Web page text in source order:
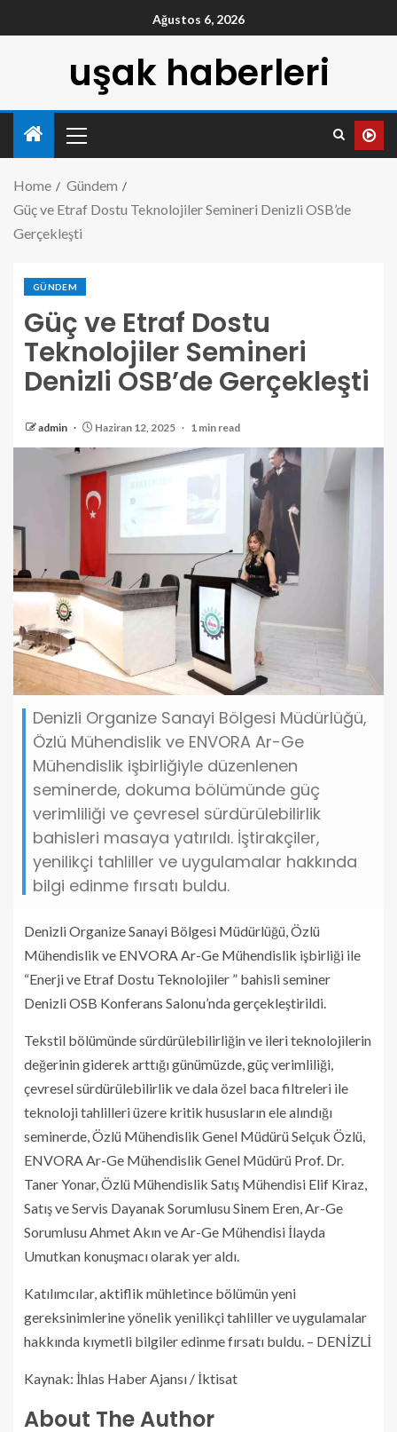
Ağustos 6, 2026
uşak haberleri
Home
Gündem
Güç ve Etraf Dostu Teknolojiler Semineri Denizli OSB’de
Gerçekleşti
GÜNDEM
Güç ve Etraf Dostu
Teknolojiler Semineri
Denizli OSB’de Gerçekleşti
admin Haziran 12, 2025 1 min read
Denizli Organize Sanayi Bölgesi Müdürlüğü,
Özlü Mühendislik ve ENVORA Ar-Ge
Mühendislik işbirliğiyle düzenlenen
seminerde, dokuma bölümünde güç
verimliliği ve çevresel sürdürülebilirlik
bahisleri masaya yatırıldı. İştirakçiler,
yenilikçi tahliller ve uygulamalar hakkında
bilgi edinme fırsatı buldu.
Denizli Organize Sanayi Bölgesi Müdürlüğü, Özlü
Mühendislik ve ENVORA Ar-Ge Mühendislik işbirliği ile
“Enerji ve Etraf Dostu Teknolojiler ” bahisli seminer
Denizli OSB Konferans Salonu’nda gerçekleştirildi.
Tekstil bölümünde sürdürülebilirliğin ve ileri teknolojilerin
değerinin giderek arttığı günümüzde, güç verimliliği,
çevresel sürdürülebilirlik ve dala özel baca filtreleri ile
teknoloji tahlilleri üzere kritik hususların ele alındığı
seminerde, Özlü Mühendislik Genel Müdürü Selçuk Özlü,
ENVORA Ar-Ge Mühendislik Genel Müdürü Prof. Dr.
Taner Yonar, Özlü Mühendislik Satış Mühendisi Elif Kiraz,
Satış ve Servis Dayanak Sorumlusu Sinem Eren, Ar-Ge
Sorumlusu Ahmet Akın ve Ar-Ge Mühendisi İlayda
Umutkan konuşmacı olarak yer aldı.
Katılımcılar, aktiflik mühletince bölümün yeni
gereksinimlerine yönelik yenilikçi tahliller ve uygulamalar
hakkında kıymetli bilgiler edinme fırsatı buldu. – DENİZLİ
Kaynak: İhlas Haber Ajansı / İktisat
About The Author